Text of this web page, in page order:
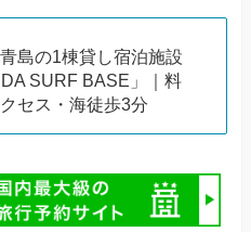
島の1棟貸し宿泊施設
SURF BASE」｜料
セス・海徒歩3分